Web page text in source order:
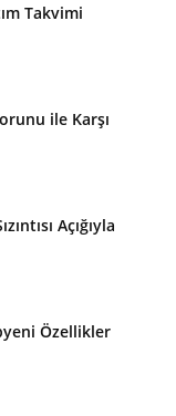
Takvimi
ile Karşı
Açığıyla
Özellikler